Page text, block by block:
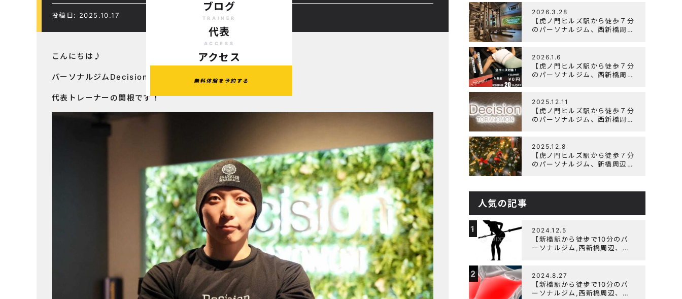
ブログ
TRAINER
代表
ACCESS
アクセス
無料体験を予約する
投稿日: 2025.10.17
こんにちは♪
パーソナルジムDecision
代表トレーナーの関根です！
ペーン』実施中！
2026.3.28
【虎ノ門ヒルズ駅から徒歩７分
のパーソナルジム、西新橋周
トレーニング記事の監修をしま
した
2026.1.6
【虎ノ門ヒルズ駅から徒歩７分
のパーソナルジム、西新橋周
ャンペーン実施します！
2025.12.11
【虎ノ門ヒルズ駅から徒歩７分
のパーソナルジム、西新橋周
について
2025.12.8
【虎ノ門ヒルズ駅から徒歩７分
のパーソナルジム、新橋周辺、
ーン実施中です！
人気の記事
1 2024.12.5
【新橋駅から徒歩で10分のパ
ーソナルジム,西新橋周辺、虎
者編】胸トレで背中が筋肉痛に
なるのはなぜか？
2 2024.8.27
【新橋駅から徒歩で10分のパ
ーソナルジム,西新橋周辺、虎